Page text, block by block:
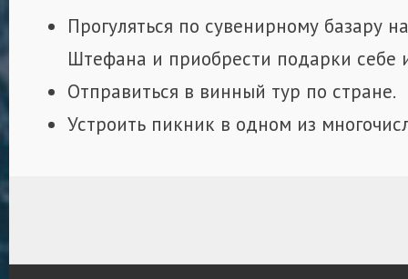
Прогуляться по сувенирному базару
Штефана и приобрести подарки себе
Отправиться в винный тур по стране.
Устроить пикник в одном из